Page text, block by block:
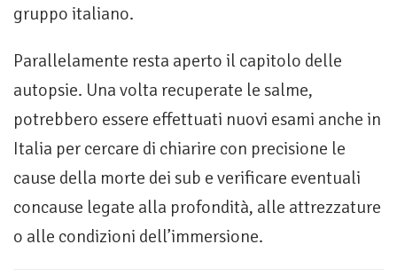
gruppo italiano.
Parallelamente resta aperto il capitolo delle
autopsie. Una volta recuperate le salme,
potrebbero essere effettuati nuovi esami anche in
Italia per cercare di chiarire con precisione le
cause della morte dei sub e verificare eventuali
concause legate alla profondità, alle attrezzature
o alle condizioni dell’immersione.